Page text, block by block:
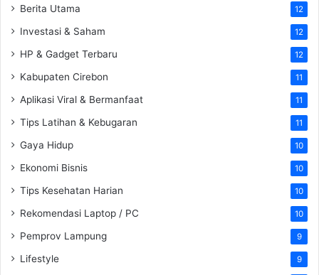
Berita Utama 12
Investasi & Saham 12
HP & Gadget Terbaru 12
Kabupaten Cirebon 11
Aplikasi Viral & Bermanfaat 11
Tips Latihan & Kebugaran 11
Gaya Hidup 10
Ekonomi Bisnis 10
Tips Kesehatan Harian 10
Rekomendasi Laptop / PC 10
Pemprov Lampung 9
Lifestyle 9